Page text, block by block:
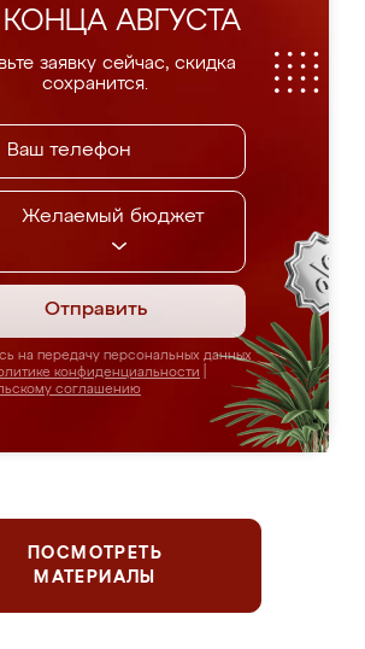
АВГУСТА
заявку сейчас, скидка
сохранится.
Желаемый бюджет
Отправить
на передачу персональных данных
конфиденциальности
соглашению
ПОСМОТРЕТЬ
МАТЕРИАЛЫ